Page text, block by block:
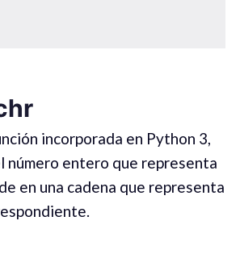
incorporada en Python 3,
número entero que representa
en una cadena que representa